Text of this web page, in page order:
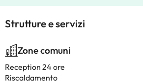
Strutture e servizi
Zone comuni
Reception 24 ore
Riscaldamento